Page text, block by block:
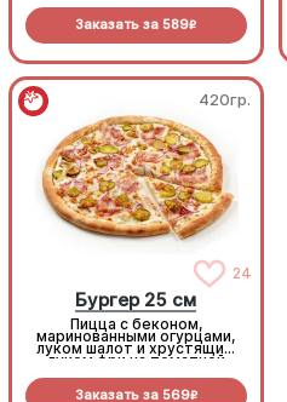
Заказать за 589R
420гр.
24
Бургер 25 см
Пицца с беконом,
маринованными огурцами,
луком шалот и хрустящим
луком фри на томатной
Заказать за 569R